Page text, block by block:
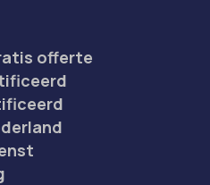
offerte